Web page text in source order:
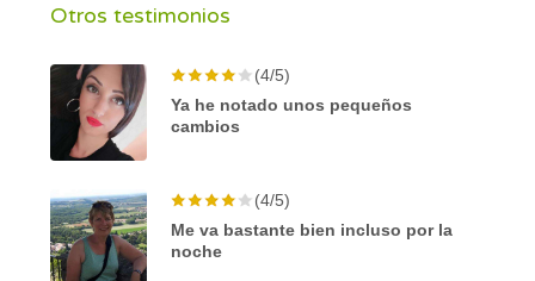
Otros testimonios
(4/5)
Ya he notado unos pequeños
cambios
(4/5)
Me va bastante bien incluso por la
noche